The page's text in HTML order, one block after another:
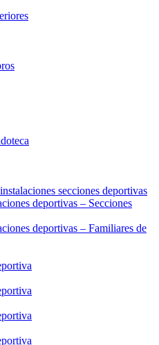
secciones deportivas
deportivas – Secciones
deportivas – Familiares de